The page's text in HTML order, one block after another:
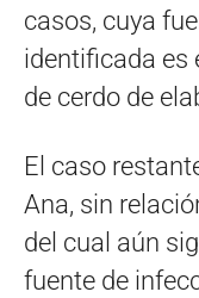
casos, cuya
identificada es
de cerdo de
El caso
Ana, sin
del cual aún
fuente de